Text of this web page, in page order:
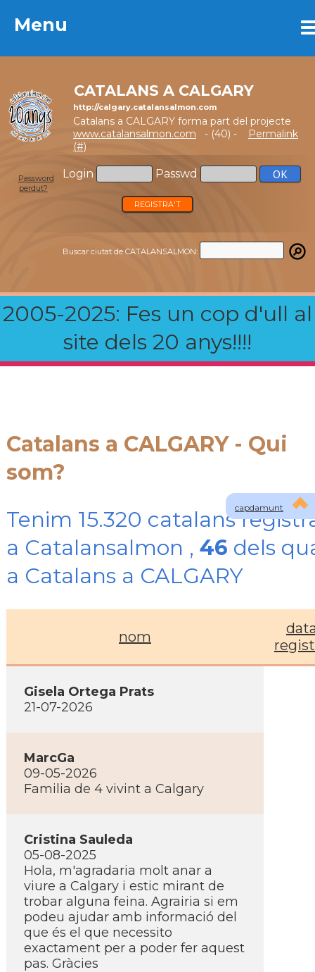
Menu
CATALANS A CALGARY
http://calgary.catalansalmon.com
Catalans a CALGARY forma part del projecte
www.catalansalmon.com - (40) -
Permalink
(#)
Login Passwd
Password
perdut?
REGISTRA'T
Buscar ciutat de CATALANSALMON:
2005-2025: Fes un cop d'ull al
site dels 20 anys!!!!
Menu
capdamunt
Catalans a CALGARY - Qui
som?
Tenim 15.320 catalans
a Catalansalmon , 46 dels
a Catalans a CALGARY
nom
Gisela Ortega Prats
21-07-2026
MarcGa
09-05-2026
Familia de 4 vivint a Calgary
Cristina Sauleda
05-08-2025
Hola, m'agradaria molt anar a
viure a Calgary i estic mirant de
trobar alguna feina. Agrairia si em
podeu ajudar amb informació del
que és el que necessito
exactament per a poder fer aquest
pas. Gràcies